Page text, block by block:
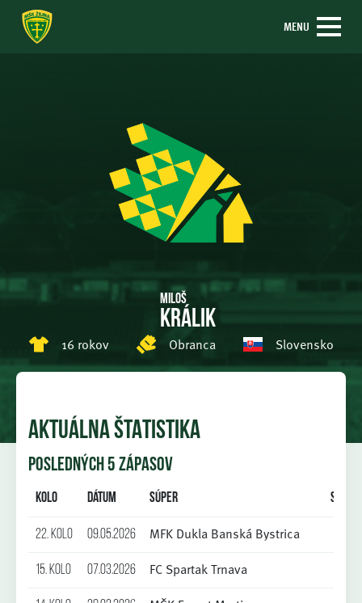
MENU
Miloš
Králik
16 rokov Obranca Slovensko
AKTUÁLNA ŠTATISTIKA
POSLEDNÝCH 5 ZÁPASOV
Kolo Dátum Súper Skóre
22. kolo 09.05.2026 MFK Dukla Banská Bystrica
15. kolo 07.03.2026 FC Spartak Trnava